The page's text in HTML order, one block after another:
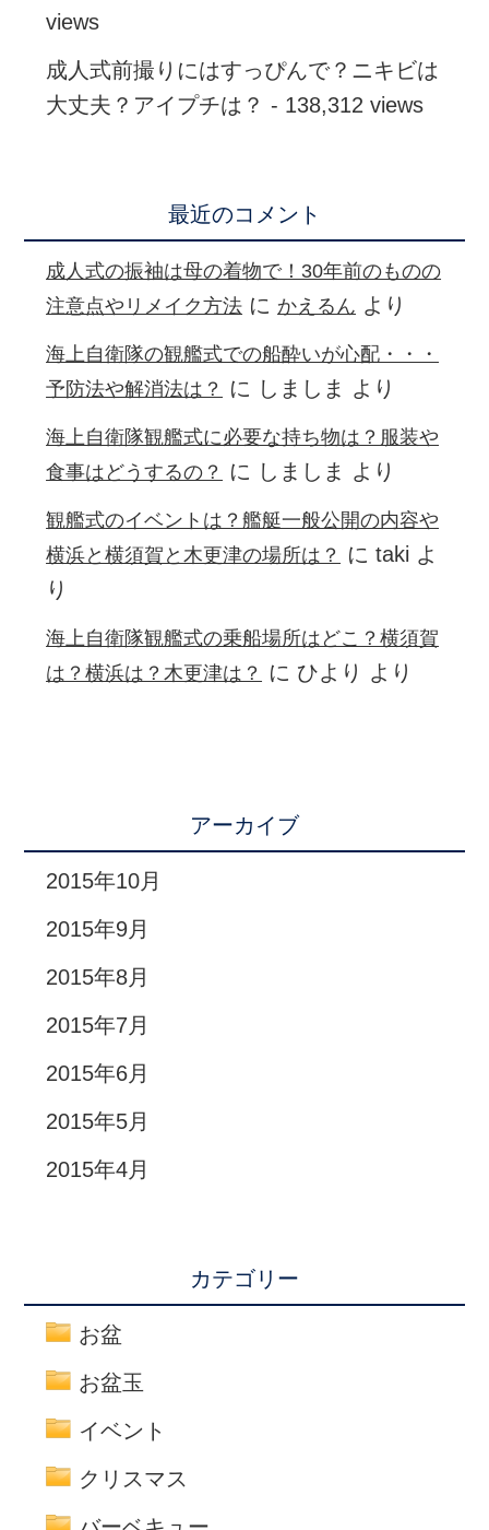
views
成人式前撮りにはすっぴんで？ニキビは
大丈夫？アイプチは？ - 138,312 views
最近のコメント
成人式の振袖は母の着物で！30年前のものの
注意点やリメイク方法 に かえるん より
海上自衛隊の観艦式での船酔いが心配・・・
予防法や解消法は？
に しましま より
海上自衛隊観艦式に必要な持ち物は？服装や
食事はどうするの？
に しましま より
観艦式のイベントは？艦艇一般公開の内容や
横浜と横須賀と木更津の場所は？
にtaki よ
り
海上自衛隊観艦式の乗船場所はどこ？横須賀
は？横浜は？木更津は？
に ひより より
アーカイブ
2015年10月
2015年9月
2015年8月
2015年7月
2015年6月
2015年5月
2015年4月
カテゴリー
お盆
お盆玉
イベント
クリスマス